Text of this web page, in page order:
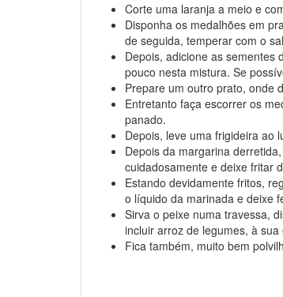
Corte uma laranja a meio e
Disponha os medalhões em
de seguida, temperar com o
Depois, adicione as sementes
pouco nesta mistura. Se
Prepare um outro prato, onde
Entretanto faça escorrer os
panado.
Depois, leve uma frigideira ao
Depois da margarina
cuidadosamente e deixe fritar
Estando devidamente fritos,
o líquido da marinada e deixe
Sirva o peixe numa travessa,
incluir arroz de legumes, à
Fica também, muito bem